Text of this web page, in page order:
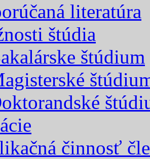
literatúra
štúdia
štúdium
činnosť